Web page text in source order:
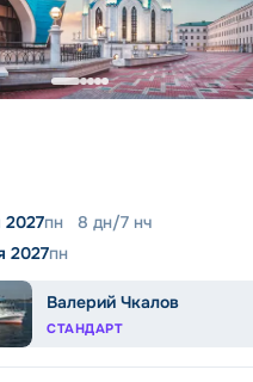
2027пн 8 дн/7 нч
2027пн
Валерий Чкалов
СТАНДАРТ